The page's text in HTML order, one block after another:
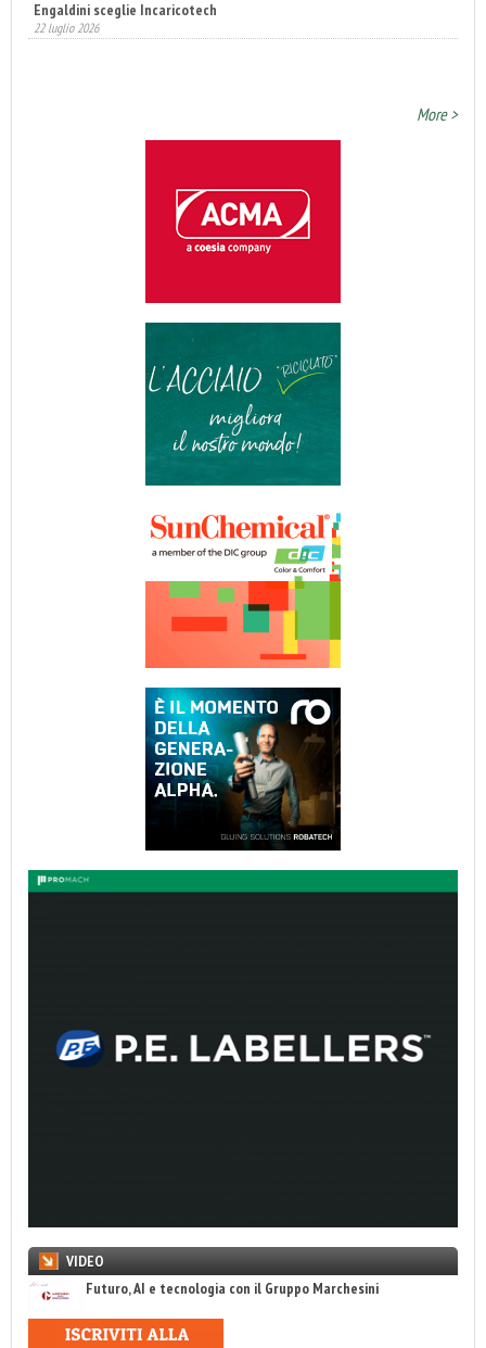
Annunciati i finalisti dei Diamonds Awards 2026 di FTA Europe
14 luglio 2026
More >
VIDEO
Futuro, AI e tecnologia con il Gruppo Marchesini